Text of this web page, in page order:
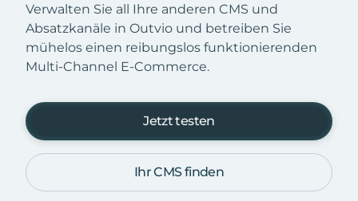
Verwalten Sie all Ihre anderen CMS und
Absatzkanäle in Outvio und betreiben Sie
mühelos einen reibungslos funktionierenden
Multi-Channel E-Commerce.
Jetzt testen
Ihr CMS finden